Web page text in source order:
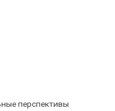
перспективы